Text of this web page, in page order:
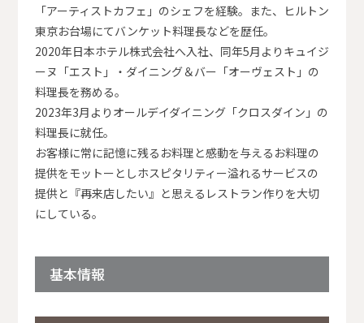
「アーティストカフェ」のシェフを経験。また、ヒルトン
東京お台場にてバンケット料理長などを歴任。
2020年日本ホテル株式会社へ入社、同年5月よりキュイジ
ーヌ「エスト」・ダイニング＆バー「オーヴェスト」の
料理長を務める。
2023年3月よりオールデイダイニング「クロスダイン」の
料理長に就任。
お客様に常に記憶に残るお料理と感動を与えるお料理の
提供をモットーとしホスピタリティー溢れるサービスの
提供と『再来店したい』と思えるレストラン作りを大切
にしている。
基本情報